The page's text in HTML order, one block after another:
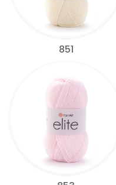
851